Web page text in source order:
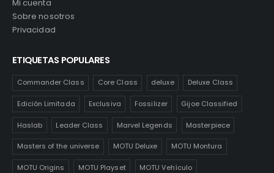
Mi cuenta
Sobre nosotros
Privacidad
ETIQUETAS POPULARES
Commander Class Core Class deluxe Deluxe Class
Edición Limitada Exclusiva Fossilizer Gijoe Classified
Haslab Leader Class Marvel Legends Masterpiece
Masters of the universe MOTU Deluxe MOTU Montura
MOTU Origins MOTU Playset MOTU Vehículo